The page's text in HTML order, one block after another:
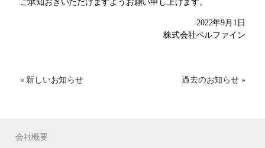
ご承知おきいただけますようお願い申し上げます。
2022年9月1日
株式会社ベルファイン
« 新しいお知らせ 過去のお知らせ »
会社概要